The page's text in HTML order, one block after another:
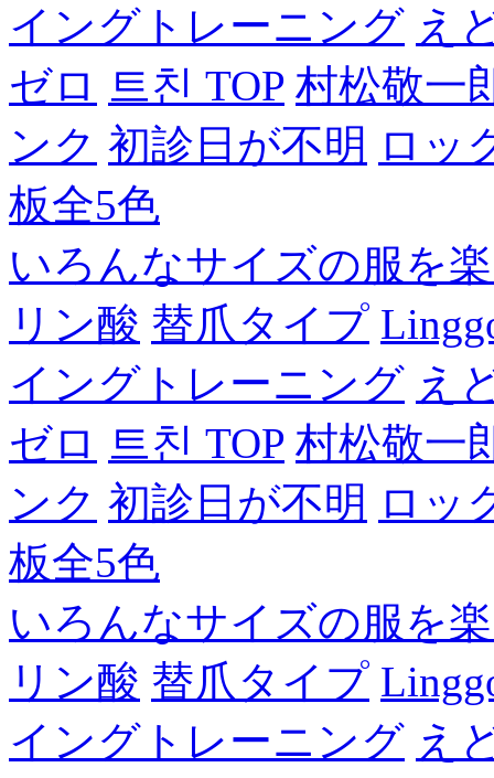
イングトレーニング え
ゼロ 트친 TOP 村松敬一
ンク 初診日が不明 ロッ
板全5色
いろんなサイズの服を
リン酸 替爪タイプ
イングトレーニング え
ゼロ 트친 TOP 村松敬一
ンク 初診日が不明 ロッ
板全5色
いろんなサイズの服を
リン酸 替爪タイプ
イングトレーニング え